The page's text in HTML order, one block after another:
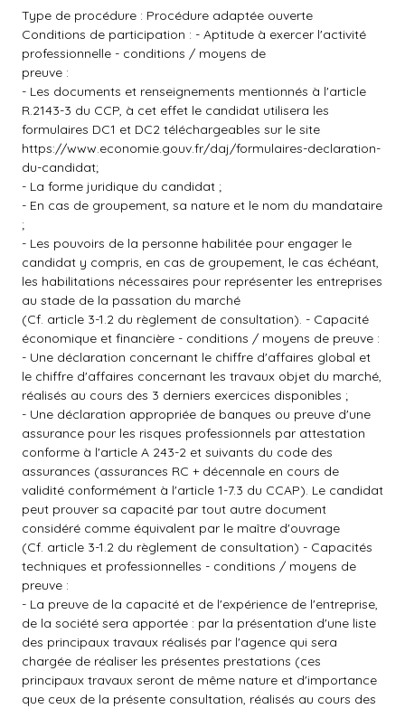
Type de procédure : Procédure adaptée ouverte
Conditions de participation : - Aptitude à exercer l'activité
professionnelle - conditions / moyens de
preuve :
- Les documents et renseignements mentionnés à l'article
R.2143-3 du CCP, à cet effet le candidat utilisera les
formulaires DC1 et DC2 téléchargeables sur le site
https://www.economie.gouv.fr/daj/formulaires-declaration-
du-candidat;
- La forme juridique du candidat ;
- En cas de groupement, sa nature et le nom du mandataire
;
- Les pouvoirs de la personne habilitée pour engager le
candidat y compris, en cas de groupement, le cas échéant,
les habilitations nécessaires pour représenter les entreprises
au stade de la passation du marché
(Cf. article 3-1.2 du règlement de consultation). - Capacité
économique et financière - conditions / moyens de preuve :
- Une déclaration concernant le chiffre d'affaires global et
le chiffre d'affaires concernant les travaux objet du marché,
réalisés au cours des 3 derniers exercices disponibles ;
- Une déclaration appropriée de banques ou preuve d'une
assurance pour les risques professionnels par attestation
conforme à l'article A 243-2 et suivants du code des
assurances (assurances RC + décennale en cours de
validité conformément à l'article 1-7.3 du CCAP). Le candidat
peut prouver sa capacité par tout autre document
considéré comme équivalent par le maître d'ouvrage
(Cf. article 3-1.2 du règlement de consultation) - Capacités
techniques et professionnelles - conditions / moyens de
preuve :
- La preuve de la capacité et de l'expérience de l'entreprise,
de la société sera apportée : par la présentation d'une liste
des principaux travaux réalisés par l'agence qui sera
chargée de réaliser les présentes prestations (ces
principaux travaux seront de même nature et d'importance
que ceux de la présente consultation, réalisés au cours des